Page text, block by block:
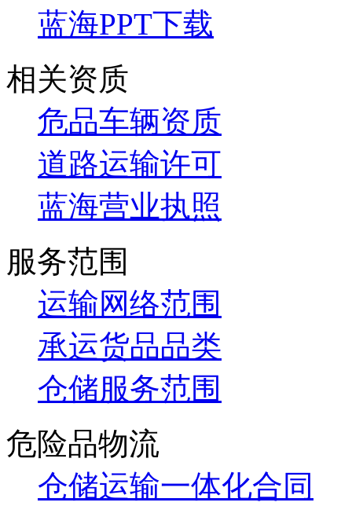
蓝海PPT下载
相关资质
危品车辆资质
道路运输许可
蓝海营业执照
服务范围
运输网络范围
承运货品品类
仓储服务范围
危险品物流
仓储运输一体化合同